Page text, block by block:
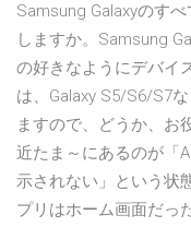
Samsung Galaxyのす
しますか。Samsung
の好きなようにデバイ
は、Galaxy S5/S6/S7
ますので、どうか、お
近たま～にあるのが「
示されない」という状
プリはホーム画面だっ